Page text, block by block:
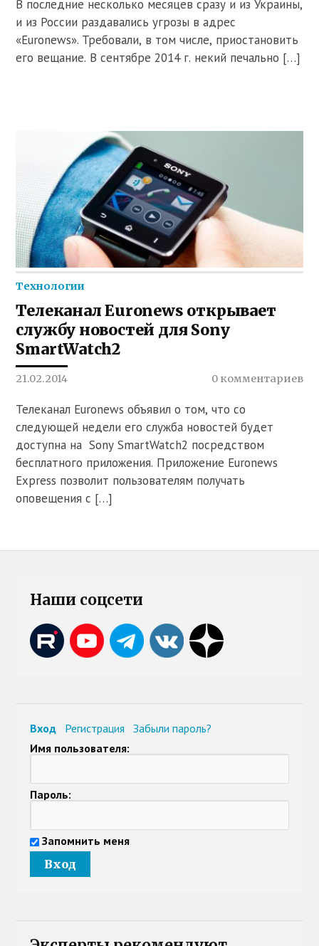
В последние несколько месяцев сразу и из Украины,
и из России раздавались угрозы в адрес
«Euronews». Требовали, в том числе, приостановить
его вещание. В сентябре 2014 г. некий печально […]
Технологии
Телеканал Euronews открывает
службу новостей для Sony
SmartWatch2
21.02.2014 0 комментариев
Телеканал Euronews объявил о том, что со
следующей недели его служба новостей будет
доступна на Sony SmartWatch2 посредством
бесплатного приложения. Приложение Euronews
Express позволит пользователям получать
оповещения с […]
Наши соцсети
Вход Регистрация
Забыли пароль?
Имя пользователя:
Пароль:
Запомнить меня